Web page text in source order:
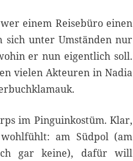
einem Reisebüro einen
sich unter Umständen nur
er nun eigentlich soll.
vielen Akteuren in Nadia
im Pinguinkostüm. Klar,
am Südpol (am
gar keine), dafür will